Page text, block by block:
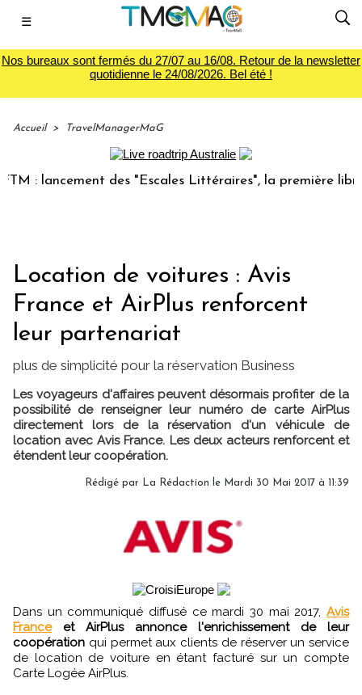
☰
Nos bureaux sont fermés du 27/07 au 16/08. Retour de la newsletter
quotidienne le 24/08/2026. Bel été !
Accueil > TravelManagerMaG
: lancement des "Escales Littéraires", la première librairie
Location de voitures : Avis
France et AirPlus renforcent
leur partenariat
plus de simplicité pour la réservation Business
Les voyageurs d'affaires peuvent désormais profiter de la
possibilité de renseigner leur numéro de carte AirPlus
directement lors de la réservation d'un véhicule de
location avec Avis France. Les deux acteurs renforcent et
étendent leur coopération.
Rédigé par La Rédaction le Mardi 30 Mai 2017 à 11:39
Dans un communiqué diffusé ce mardi 30 mai 2017, Avis
France
et AirPlus annonce l'enrichissement de leur
coopération qui permet aux clients de réserver un service
de location de voiture en étant facturé sur un compte
Carte Logée AirPlus.